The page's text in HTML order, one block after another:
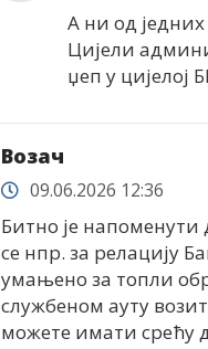
А ни од
Цијели
џеп у цијелој
Возач
09.06.2026 12:36
Битно је напоменути
се нпр. за релацију
умањено за топли
службеном ауту
можете имати срећу